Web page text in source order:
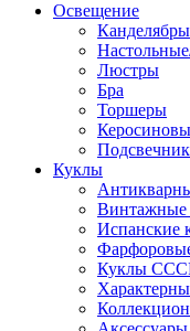
Освещение
Канделябры
Люстры
Бра
Торшеры
Куклы
Винтажные
Испанские
Куклы